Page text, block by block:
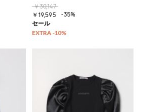
￥30,147
￥19,595
-35%